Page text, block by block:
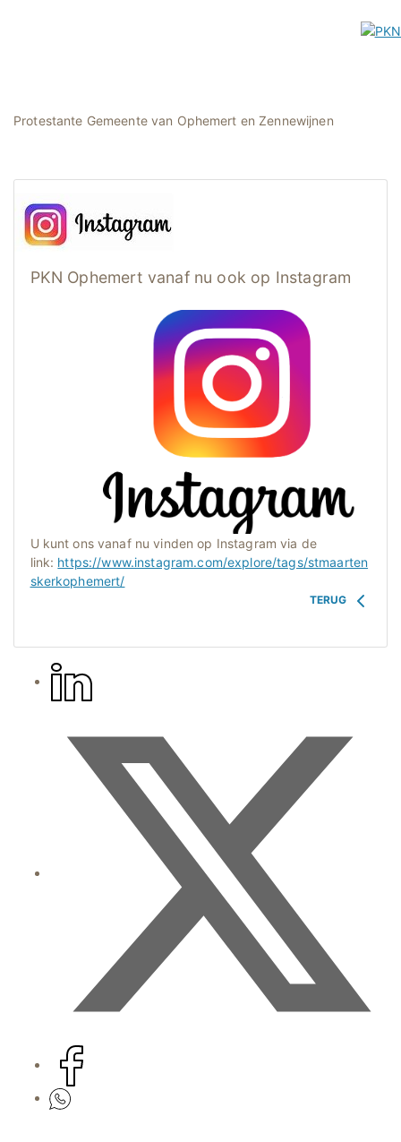
Protestante Gemeente van Ophemert en Zennewijnen
PKN Ophemert vanaf nu ook op Instagram
U kunt ons vanaf nu vinden op Instagram via de
link: https://www.instagram.com/explore/tags/stmaarten
skerkophemert/
TERUG